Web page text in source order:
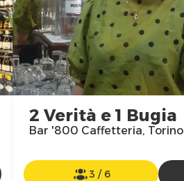
2 Verità e 1 Bugia
Bar '800 Caffetteria, Torino
3 / 6